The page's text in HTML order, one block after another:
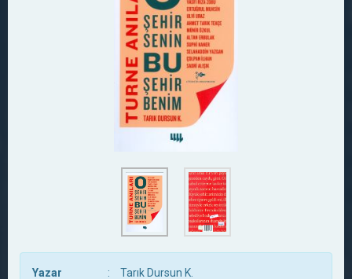
Yazar :
Tarık Dursun K.